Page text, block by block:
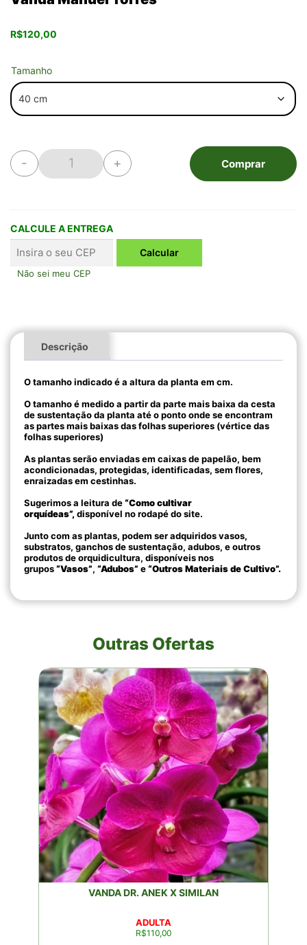
R$120,00
Tamanho
Vanda Manuel Torres quantidade
- + Comprar
CALCULE A ENTREGA
Não sei meu CEP
Descrição
O tamanho indicado é a altura da planta em cm.
O tamanho é medido a partir da parte mais baixa da cesta
de sustentação da planta até o ponto onde se encontram
as partes mais baixas das folhas superiores (vértice das
folhas superiores)
As plantas serão enviadas em caixas de papelão, bem
acondicionadas, protegidas, identificadas, sem flores,
enraizadas em cestinhas.
Sugerimos a leitura de“Como cultivar
orquídeas”, disponível no rodapé do site.
Junto com as plantas, podem ser adquiridos vasos,
substratos, ganchos de sustentação, adubos, e outros
produtos de orquidicultura, disponíveis nos
grupos“Vasos”, “Adubos” e“Outros Materiais de Cultivo”.
Outras Ofertas
VANDA DR. ANEK X SIMILAN
ADULTA
R$110,00